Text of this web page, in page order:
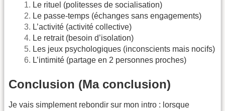
Le rituel (politesses de socialisation)
Le passe-temps (échanges sans engagements)
L’activité (activité collective)
Le retrait (besoin d’isolation)
Les jeux psychologiques (inconscients mais nocifs)
L’intimité (partage en 2 personnes proches)
Conclusion (Ma conclusion)
Je vais simplement rebondir sur mon intro : lorsque